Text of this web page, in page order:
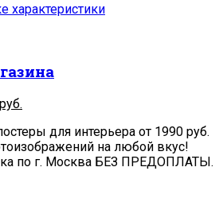
руб.
для интерьера от 1990 руб.
на любой вкус!
по г. Москва БЕЗ ПРЕДОПЛАТЫ.